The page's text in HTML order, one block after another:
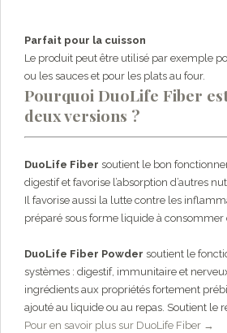
Parfait pour la cuisson
Le produit peut être utilisé par exemple
ou les sauces et pour les plats au four.
Pourquoi DuoLife Fiber
deux versions ?
DuoLife Fiber soutient le bon
digestif et favorise l’absorption d’autres
Il favorise aussi la lutte contre les
préparé sous forme liquide à
DuoLife Fiber Powder soutient le
systèmes : digestif, immunitaire et
ingrédients aux propriétés fortement
ajouté au liquide ou au repas. Soutient le
Pour en savoir plus sur DuoLife Fiber →